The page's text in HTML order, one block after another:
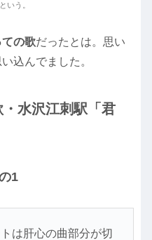
いう。
の歌だったとは。思い
込んでました。
水沢江刺駅「君
1
は肝心の曲部分が切